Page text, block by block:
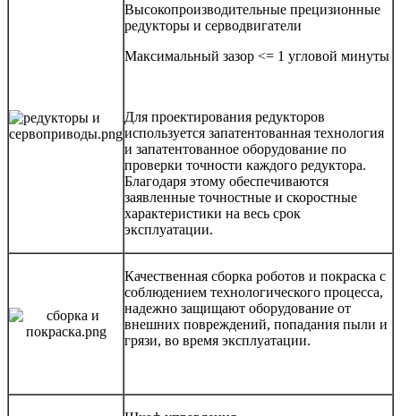
Высокопроизводительные прецизионные
редукторы и серводвигатели
Максимальный зазор <= 1 угловой минуты
Для проектирования редукторов
используется запатентованная технология
и запатентованное оборудование по
проверки точности каждого редуктора.
Благодаря этому обеспечиваются
заявленные точностные и скоростные
характеристики на весь срок
эксплуатации.
Качественная сборка роботов и покраска с
соблюдением технологического процесса,
надежно защищают оборудование от
внешних повреждений, попадания пыли и
грязи, во время эксплуатации.